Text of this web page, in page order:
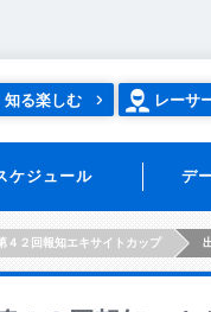
知る楽しむ レーサ
ケジュール デ
４２回報知エキサイトカップ